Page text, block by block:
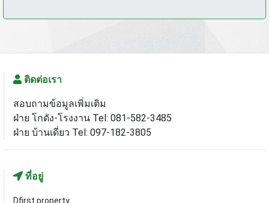
ติดต่อเรา
สอบถามข้อมูลเพิ่มเติม
ฝ่าย โกดัง-โรงงาน Tel: 081-582-3485
ฝ่าย บ้านเดี่ยว Tel: 097-182-3805
ที่อยู่
Dfirst property